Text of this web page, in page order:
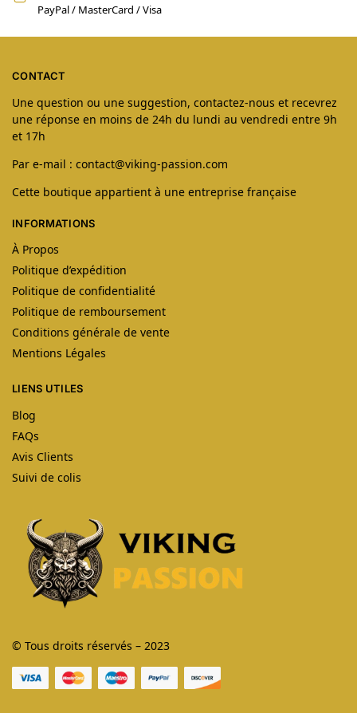
PayPal / MasterCard / Visa
CONTACT
Une question ou une suggestion, contactez-nous et recevrez
une réponse en moins de 24h du lundi au vendredi entre 9h
et 17h
Par e-mail : contact@viking-passion.com
Cette boutique appartient à une entreprise française
INFORMATIONS
À Propos
Politique d’expédition
Politique de confidentialité
Politique de remboursement
Conditions générale de vente
Mentions Légales
LIENS UTILES
Blog
FAQs
Avis Clients
Suivi de colis
© Tous droits réservés – 2023